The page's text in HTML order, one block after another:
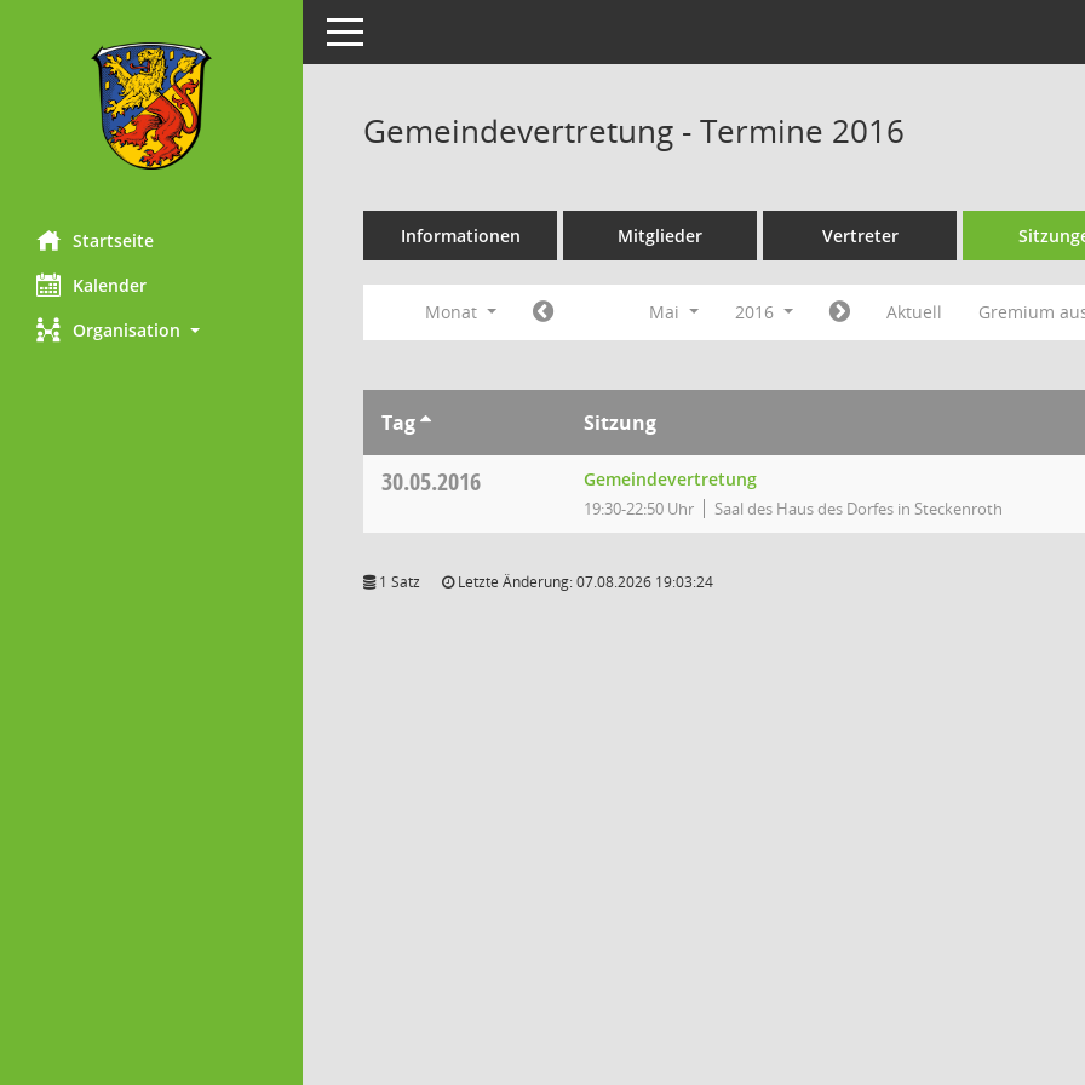
Startseite
Kalender
Organisation
Toggle navigation
Gemeindevertretung - Termine 2016
Informationen Mitglieder Vertreter
Monat Mai 2016 Aktuell Gremium
Tag Sitzung
30.05.2016 Gemeindevertretung
19:30-22:50 Uhr Saal des Haus des Dorfes in Steckenroth
1 Satz Letzte Änderung: 07.08.2026 19:03:24